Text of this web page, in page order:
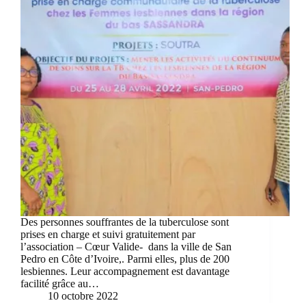
Des personnes souffrantes de la tuberculose sont
prises en charge et suivi gratuitement par
l’association – Cœur Valide- dans la ville de San
Pedro en Côte d’Ivoire,. Parmi elles, plus de 200
lesbiennes. Leur accompagnement est davantage
facilité grâce au…
10 octobre 2022